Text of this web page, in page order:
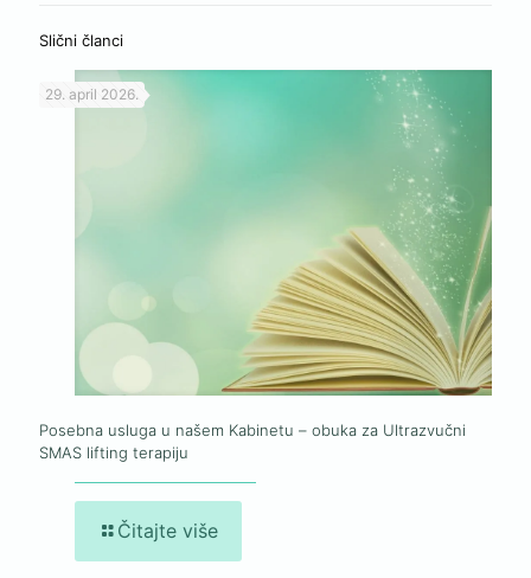
Slični članci
29. april 2026.
Posebna usluga u našem Kabinetu – obuka za Ultrazvučni
SMAS lifting terapiju
Čitajte više